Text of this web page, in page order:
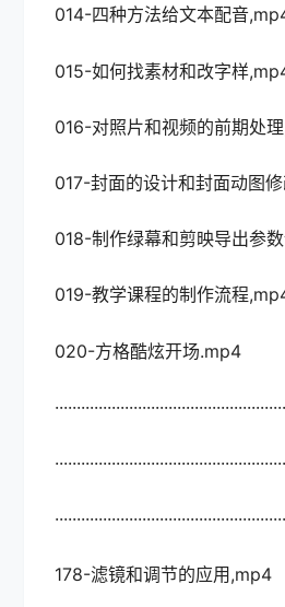
014-四种方法给文本配音
015-如何找素材和改字样
016-对照片和视频的前期处
017-封面的设计和封面动图
018-制作绿幕和剪映导出参
019-教学课程的制作流程
020-方格酷炫开场.mp4
178-滤镜和调节的应用,mp4